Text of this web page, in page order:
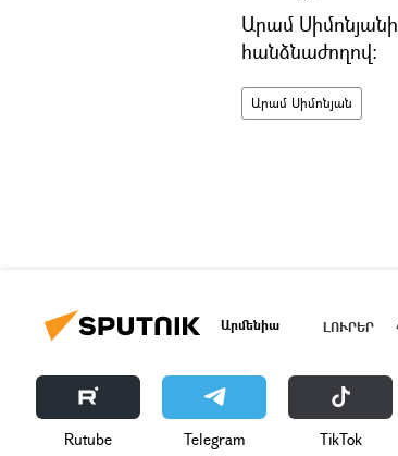
Արամ
հանձնաժողով:
Արամ Սիմոնյան
Արմենիա ԼՈՒՐԵՐ
Rutube Telegram ТikТоk